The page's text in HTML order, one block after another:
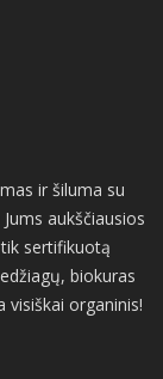
ir šiluma su
aukščiausios
sertifikuotą
biokuras
visiškai organinis!